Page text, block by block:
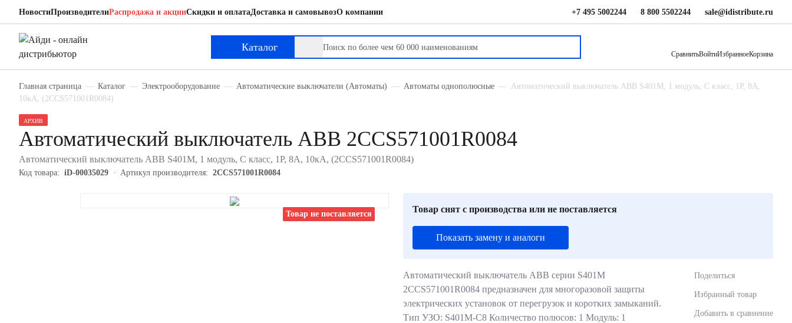
НовостиПроизводителиРаспродажа и акцииСкидки и оплатаДоставка и самовывозО компании +7 495 5002244 8 800 5502244 sale@idistribute.ru
Каталог
СравнитьВойтиИзбранноеКорзина
Главная страница Каталог Электрооборудование Автоматические выключатели (Автоматы) Автоматы однополюсные
Автоматический выключатель ABB S401M, 1 модуль, C класс, 1P, 8А,
10кА, (2CCS571001R0084)
Товар не поставляется
АРХИВ
Автоматический выключатель ABB 2CCS571001R0084
Автоматический выключатель ABB S401M, 1 модуль, C класс, 1P, 8А, 10кА, (2CCS571001R0084)
Код товара: iD-00035029 Артикул производителя: 2CCS571001R0084
Товар снят с производства или не поставляется
Показать замену и аналоги
Автоматический выключатель ABB серии S401M
2CCS571001R0084 предназначен для многоразовой защиты
электрических установок от перегрузок и коротких замыканий.
Тип УЗО: S401M-C8 Количество полюсов: 1 Модуль: 1
Поделиться
Избранный товар
Добавить в сравнение
ABB 2CCS571001R0084
Автоматический выключатель